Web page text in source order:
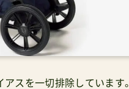
スを一切排除しています。